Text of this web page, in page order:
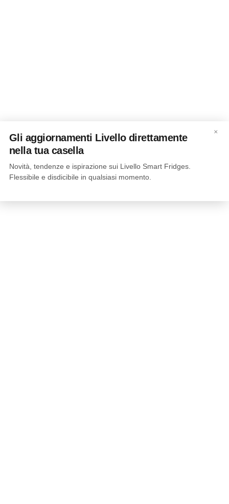
×
Gli aggiornamenti Livello direttamente
nella tua casella
Novità, tendenze e ispirazione sui Livello Smart Fridges.
Flessibile e disdicibile in qualsiasi momento.